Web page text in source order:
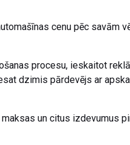
cenu pēc savām
procesu, ieskaitot
dzimis pārdevējs ar
un citus izdevumus